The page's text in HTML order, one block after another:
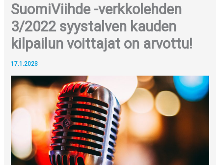
SuomiViihde -verkkolehden
3/2022 syystalven kauden
kilpailun voittajat on arvottu!
17.1.2023